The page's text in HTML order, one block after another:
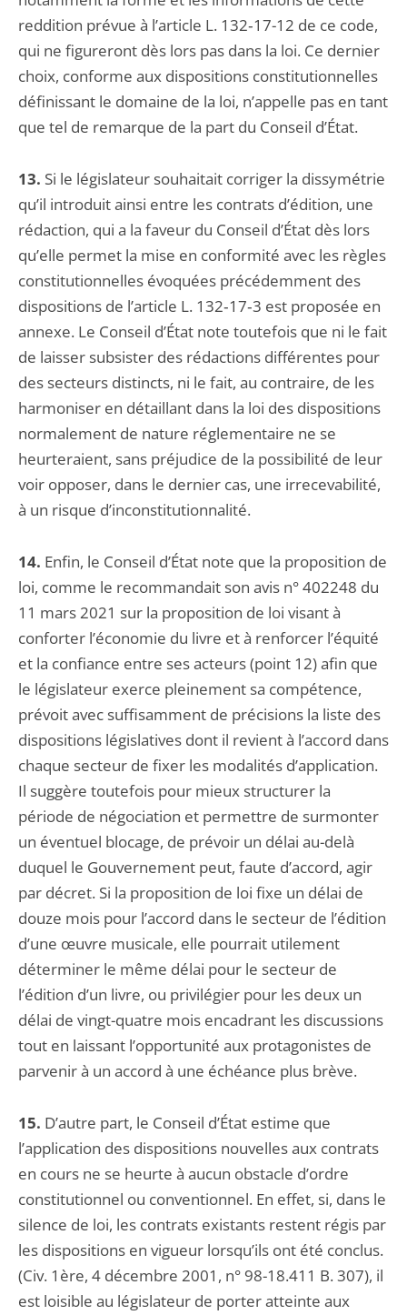
reddition prévue à l’article L. 132‑17-12 de ce code,
qui ne figureront dès lors pas dans la loi. Ce dernier
choix, conforme aux dispositions constitutionnelles
définissant le domaine de la loi, n’appelle pas en tant
que tel de remarque de la part du Conseil d’État.
13. Si le législateur souhaitait corriger la dissymétrie
qu’il introduit ainsi entre les contrats d’édition, une
rédaction, qui a la faveur du Conseil d’État dès lors
qu’elle permet la mise en conformité avec les règles
constitutionnelles évoquées précédemment des
dispositions de l’article L. 132‑17‑3 est proposée en
annexe. Le Conseil d’État note toutefois que ni le fait
de laisser subsister des rédactions différentes pour
des secteurs distincts, ni le fait, au contraire, de les
harmoniser en détaillant dans la loi des dispositions
normalement de nature réglementaire ne se
heurteraient, sans préjudice de la possibilité de leur
voir opposer, dans le dernier cas, une irrecevabilité,
à un risque d’inconstitutionnalité.
14. Enfin, le Conseil d’État note que la proposition de
loi, comme le recommandait son avis n° 402248 du
11 mars 2021 sur la proposition de loi visant à
conforter l’économie du livre et à renforcer l’équité
et la confiance entre ses acteurs (point 12) afin que
le législateur exerce pleinement sa compétence,
prévoit avec suffisamment de précisions la liste des
dispositions législatives dont il revient à l’accord dans
chaque secteur de fixer les modalités d’application.
Il suggère toutefois pour mieux structurer la
période de négociation et permettre de surmonter
un éventuel blocage, de prévoir un délai au-delà
duquel le Gouvernement peut, faute d’accord, agir
par décret. Si la proposition de loi fixe un délai de
douze mois pour l’accord dans le secteur de l’édition
d’une œuvre musicale, elle pourrait utilement
déterminer le même délai pour le secteur de
l’édition d’un livre, ou privilégier pour les deux un
délai de vingt-quatre mois encadrant les discussions
tout en laissant l’opportunité aux protagonistes de
parvenir à un accord à une échéance plus brève.
15. D’autre part, le Conseil d’État estime que
l’application des dispositions nouvelles aux contrats
en cours ne se heurte à aucun obstacle d’ordre
constitutionnel ou conventionnel. En effet, si, dans le
silence de loi, les contrats existants restent régis par
les dispositions en vigueur lorsqu’ils ont été conclus.
(Civ. 1ère, 4 décembre 2001, n° 98-18.411 B. 307), il
est loisible au législateur de porter atteinte aux